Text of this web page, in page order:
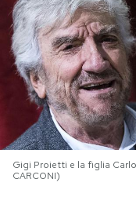
PODCAST
NEWSLETTER
I MIEI PREFERITI
SHOP
Gigi Proietti e la figlia
CARCONI)